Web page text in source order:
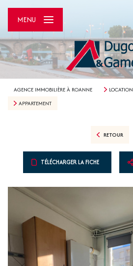
MENU
AGENCE IMMOBILIÈRE À ROANNE LOCATION
APPARTEMENT
RETOUR
TÉLÉCHARGER LA FICHE